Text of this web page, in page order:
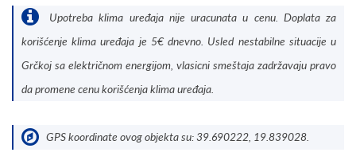
Upotreba klima uređaja nije uracunata u cenu. Doplata za
korišćenje klima uređaja je 5€ dnevno. Usled nestabilne situacije u
Grčkoj sa električnom energijom, vlasicni smeštaja zadržavaju pravo
da promene cenu korišćenja klima uređaja.
GPS koordinate ovog objekta su: 39.690222, 19.839028.